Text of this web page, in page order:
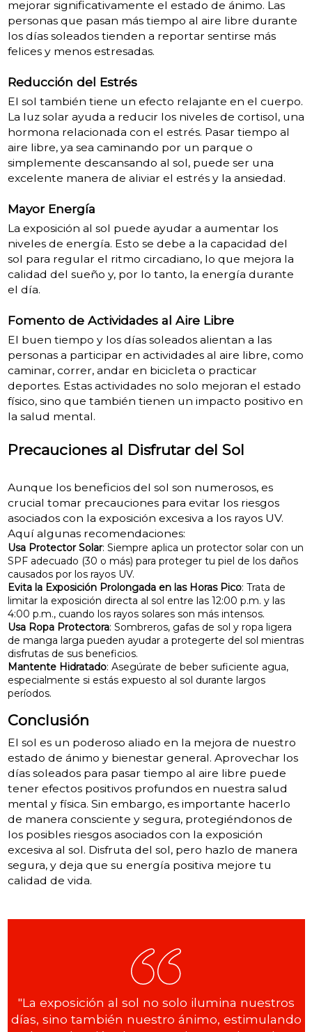
mejorar significativamente el estado de ánimo. Las
personas que pasan más tiempo al aire libre durante
los días soleados tienden a reportar sentirse más
felices y menos estresadas.
Reducción del Estrés
El sol también tiene un efecto relajante en el cuerpo.
La luz solar ayuda a reducir los niveles de cortisol, una
hormona relacionada con el estrés. Pasar tiempo al
aire libre, ya sea caminando por un parque o
simplemente descansando al sol, puede ser una
excelente manera de aliviar el estrés y la ansiedad.
Mayor Energía
La exposición al sol puede ayudar a aumentar los
niveles de energía. Esto se debe a la capacidad del
sol para regular el ritmo circadiano, lo que mejora la
calidad del sueño y, por lo tanto, la energía durante
el día.
Fomento de Actividades al Aire Libre
El buen tiempo y los días soleados alientan a las
personas a participar en actividades al aire libre, como
caminar, correr, andar en bicicleta o practicar
deportes. Estas actividades no solo mejoran el estado
físico, sino que también tienen un impacto positivo en
la salud mental.
Precauciones al Disfrutar del Sol
Aunque los beneficios del sol son numerosos, es
crucial tomar precauciones para evitar los riesgos
asociados con la exposición excesiva a los rayos UV.
Aquí algunas recomendaciones:
Usa Protector Solar: Siempre aplica un protector solar con un
SPF adecuado (30 o más) para proteger tu piel de los daños
causados por los rayos UV.
Evita la Exposición Prolongada en las Horas Pico: Trata de
limitar la exposición directa al sol entre las 12:00 p.m. y las
4:00 p.m., cuando los rayos solares son más intensos.
Usa Ropa Protectora: Sombreros, gafas de sol y ropa ligera
de manga larga pueden ayudar a protegerte del sol mientras
disfrutas de sus beneficios.
Mantente Hidratado: Asegúrate de beber suficiente agua,
especialmente si estás expuesto al sol durante largos
períodos.
Conclusión
El sol es un poderoso aliado en la mejora de nuestro
estado de ánimo y bienestar general. Aprovechar los
días soleados para pasar tiempo al aire libre puede
tener efectos positivos profundos en nuestra salud
mental y física. Sin embargo, es importante hacerlo
de manera consciente y segura, protegiéndonos de
los posibles riesgos asociados con la exposición
excesiva al sol. Disfruta del sol, pero hazlo de manera
segura, y deja que su energía positiva mejore tu
calidad de vida.
"La exposición al sol no solo ilumina nuestros
días, sino también nuestro ánimo, estimulando